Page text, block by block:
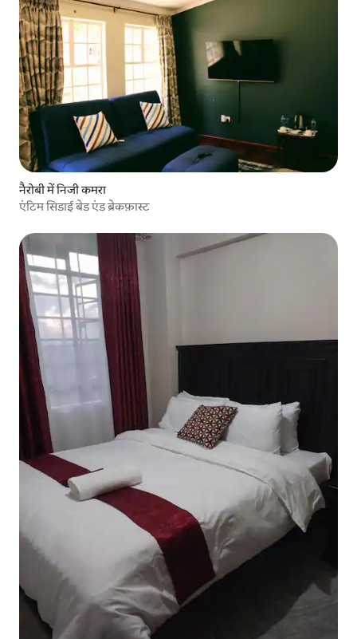
नैरोबी में निजी कमरा
एंटिम सिडाई बेड एंड ब्रेकफ़ास्ट